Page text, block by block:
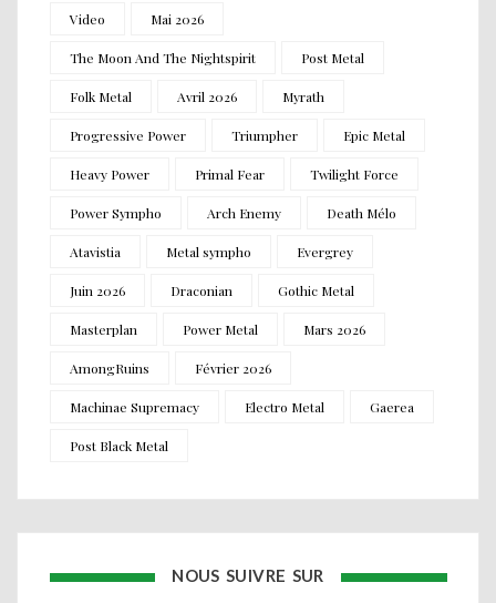
Video Mai 2026
The Moon And The Nightspirit Post Metal
Folk Metal Avril 2026 Myrath
Progressive Power Triumpher Epic Metal
Heavy Power Primal Fear Twilight Force
Power Sympho Arch Enemy Death Mélo
Atavistia Metal sympho Evergrey
Juin 2026 Draconian Gothic Metal
Masterplan Power Metal Mars 2026
AmongRuins Février 2026
Machinae Supremacy Electro Metal Gaerea
Post Black Metal
NOUS SUIVRE SUR